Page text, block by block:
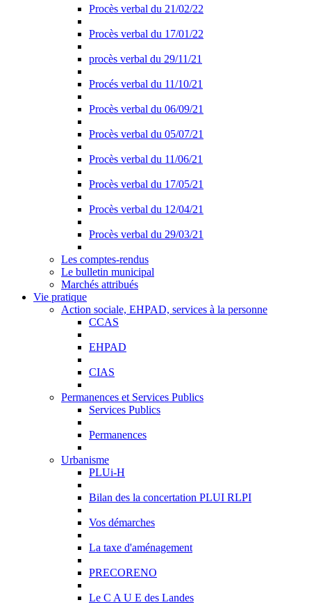
Procès verbal du 21/02/22
Procès verbal du 17/01/22
procès verbal du 29/11/21
Procés verbal du 11/10/21
Procès verbal du 06/09/21
Procès verbal du 05/07/21
Procès verbal du 11/06/21
Procès verbal du 17/05/21
Procès verbal du 12/04/21
Procès verbal du 29/03/21
Les comptes-rendus
Le bulletin municipal
Marchés attribués
Vie pratique
Action sociale, EHPAD, services à la personne
CCAS
EHPAD
CIAS
Permanences et Services Publics
Services Publics
Permanences
Urbanisme
PLUi-H
Bilan des la concertation PLUI RLPI
Vos démarches
La taxe d'aménagement
PRECORENO
Le C A U E des Landes